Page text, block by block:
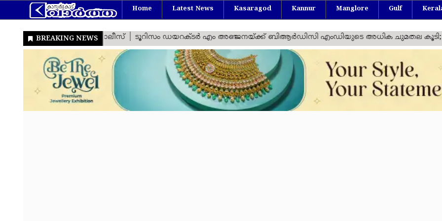
Home Latest News Kasaragod Kannur Manglore Gulf